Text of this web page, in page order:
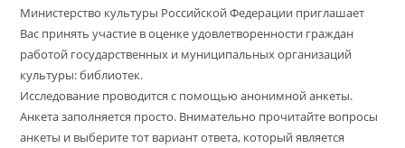
Министерство культуры Российской Федерации приглашает
Вас принять участие в оценке удовлетворенности граждан
работой государственных и муниципальных организаций
культуры: библиотек.
Исследование проводится с помощью анонимной анкеты.
Анкета заполняется просто. Внимательно прочитайте вопросы
анкеты и выберите тот вариант ответа, который является